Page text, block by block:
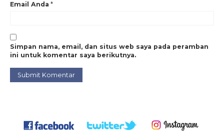
Email Anda *
Simpan nama, email, dan situs web saya pada peramban
ini untuk komentar saya berikutnya.